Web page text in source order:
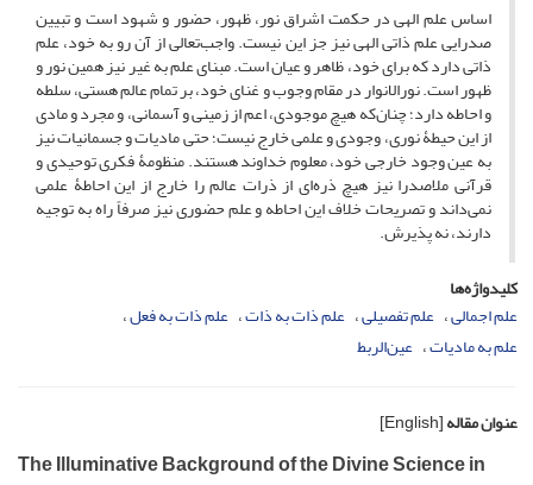
اساس علم الهی در حکمت اشراق نور، ظهور، حضور و شهود است و تبیین
صدرایی علم ذاتی الهی نیز جز این نیست. واجب‌تعالی از آن رو به خود، علم
ذاتی دارد که برای خود، ظاهر و عیان است. مبنای علم به غیر نیز همین نور و
ظهور است. نورالانوار در مقام وجوب و غنای خود، بر تمام عالم هستی، سلطه
و احاطه دارد؛ چنان‌که هیچ موجودی، اعم از زمینی و آسمانی، و مجرد و مادی
از این حیطۀ نوری، وجودی و علمی خارج نیست؛ حتی مادیات و جسمانیات نیز
به عین وجود خارجی خود، معلوم خداوند هستند. منظومۀ فکری توحیدی و
قرآنی ملاصدرا نیز هیچ ذره‌ای از ذرات عالم را خارج از این احاطۀ علمی
نمی‌داند و تصریحات خلاف این احاطه و علم حضوری نیز صرفاً راه به توجیه
دارند، نه پذیرش.
کلیدواژه‌ها
علم اجمالی علم تفصیلی علم ذات به ذات علم ذات به فعل
علم به مادیات عین‌الربط
عنوان مقاله[English]
The Illuminative Background of the Divine Science in